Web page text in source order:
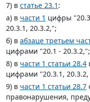
7) в статье 23.1 :
а) в части 1 цифры
20.3.1, 20.3.2,";
б) в абзаце третьем
цифрами "20.1 - 20.3.2,";
8) в части 1 статьи 28.4
цифрами "20.3.1, 20.3.2,
9) в части 1 статьи 28.7
правонарушения,